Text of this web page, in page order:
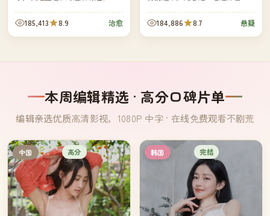
偶遇，都比他自己的小说更难
写。
185,413 8.9 治愈
批早已各自退休的旧同袍——他
们三十年前一起办过一桩从未结
案的旧...
184,886 8.7 悬疑
本周编辑精选 · 高分口碑片单
编辑亲选优质高清影视，1080P 中字 · 在线免费观看不剧荒
中国 高分 韩国 完结